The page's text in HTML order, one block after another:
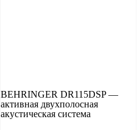
BEHRINGER DR115DSP —
активная двухполосная
акустическая система